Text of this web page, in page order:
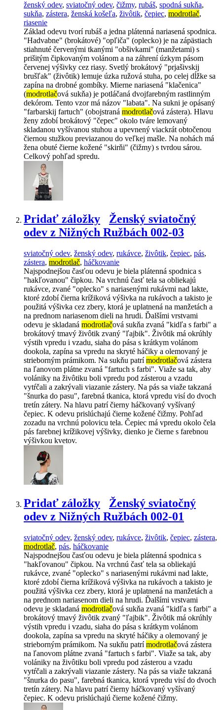
ženský odev, sviatočný odev, čižmy, rubáš, spodná sukňa,
sukňa, zástera, ženská košeľa, živôtik, čepiec, modrotlač,
riasenie
Základ odevu tvorí rubáš a jedna plátenná nariasená spodnica.
"Hadvabne" (brokátové) "opľiča" (oplecko) je na zápästiach
stiahnuté červenými tkanými "obšivkami" (manžetami) s
prišitým čipkovaným volánom a na záhrení úzkym pásom
červenej výšivky cez riasy. Svetlý brokátový "prjašivskij
brušľak" (živôtik) lemuje úzka ružová stuha, po celej dĺžke sa
zapína na drobné gombíky. Mierne nariasená "klačenica"
(modrotlačová sukňa) je potláčaná dvojfarebným rastlinným
dekórom. Tento vzor má názov "labata". Na sukni je opásaný
"farbarskij fartuch" (obojstraná modrotlačová zástera). Hlavu
ženy zdobí brokátový "čepec" okolo tváre lemovaný
skladanou vyšívanou stuhou a upevnený viackrát obtočenou
čiernou stužkou previazanou do veľkej mašle. Na nohách má
žena obuté čierne kožené "skirňi" (čižmy) s tvrdou sárou.
Celkový pohľad spredu.
Pridať záložky
Ženský sviatočný
odev z Nižných Ružbách 002-03
sviatočný odev, ženský odev, rukávce, živôtik, čepiec, pás,
zástera, modrotlač, háčkovanie
Najspodnejšou časťou odevu je biela plátenná spodnica s
"hakľovanou" čipkou. Na vrchnú časť tela sa obliekajú
rukávce, zvané "oplecko" s nariasenými rukávmi nad lakte,
ktoré zdobí čierna krížiková výšivka na rukávoch a takisto je
použitá výšivka cez zbery, ktorá je uplatnená na manžetách a
na prednom nariasenom dieli na hrudi. Ďalšími vrstvami
odevu je skladaná modrotlačová sukňa zvaná "kidľa s farbi" a
brokátový tmavý živôtik zvaný "ľajbik". Živôtik má okrúhly
výstih vpredu i vzadu, siaha do pása s krátkym volánom
dookola, zapína sa vpredu na skryté háčiky a olemovaný je
strieborným prámikom. Na sukňu patrímodrotlačová zástera
na ľanovom plátne zvaná "fartuch s farbi". Viaže sa tak, aby
volániky na živôtiku boli vpredu pod zásterou a vzadu
vytŕčali a zakrývali viazanie zástery. Na pás sa viaže takzaná
"šnurka do pasu", farebná tkanica, ktorá vpredu visí do dvoch
tretín zátery. Na hlavu patrí čierny háčkovaný vyšívaný
čepiec. K odevu prislúchajú čierne kožené čižmy. Pohľad
zozadu na vrchnú polovicu tela. Čepiec má vpredu okolo čela
pás farebnej krížikovej výšivky, dienko je čierne s farebnou
výšivkou kvetov.
Pridať záložky
Ženský sviatočný
odev z Nižných Ružbách 002-01
sviatočný odev, ženský odev, rukávce, živôtik, čepiec, zástera,
modrotlač, pás, háčkovanie
Najspodnejšou časťou odevu je biela plátenná spodnica s
"hakľovanou" čipkou. Na vrchnú časť tela sa obliekajú
rukávce, zvané "oplecko" s nariasenými rukávmi nad lakte,
ktoré zdobí čierna krížiková výšivka na rukávoch a takisto je
použitá výšivka cez zbery, ktorá je uplatnená na manžetách a
na prednom nariasenom dieli na hrudi. Ďalšími vrstvami
odevu je skladaná modrotlačová sukňa zvaná "kidľa s farbi" a
brokátový tmavý živôtik zvaný "ľajbik". Živôtik má okrúhly
výstih vpredu i vzadu, siaha do pása s krátkym volánom
dookola, zapína sa vpredu na skryté háčiky a olemovaný je
strieborným prámikom. Na sukňu patrímodrotlačová zástera
na ľanovom plátne zvaná "fartuch s farbi". Viaže sa tak, aby
volániky na živôtiku boli vpredu pod zásterou a vzadu
vytŕčali a zakrývali viazanie zástery. Na pás sa viaže takzaná
"šnurka do pasu", farebná tkanica, ktorá vpredu visí do dvoch
tretín zátery. Na hlavu patrí čierny háčkovaný vyšívaný
čepiec. K odevu prislúchajú čierne kožené čižmy.